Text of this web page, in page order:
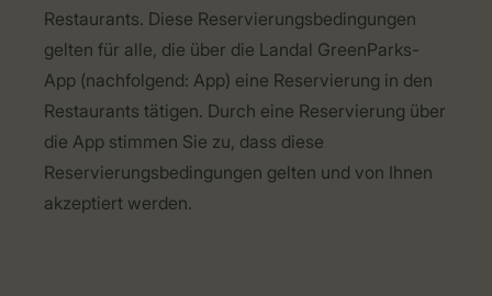
Restaurants. Diese Reservierungsbedingungen
gelten für alle, die über die Landal GreenParks-
App (nachfolgend: App) eine Reservierung in den
Restaurants tätigen. Durch eine Reservierung über
die App stimmen Sie zu, dass diese
Reservierungsbedingungen gelten und von Ihnen
akzeptiert werden.